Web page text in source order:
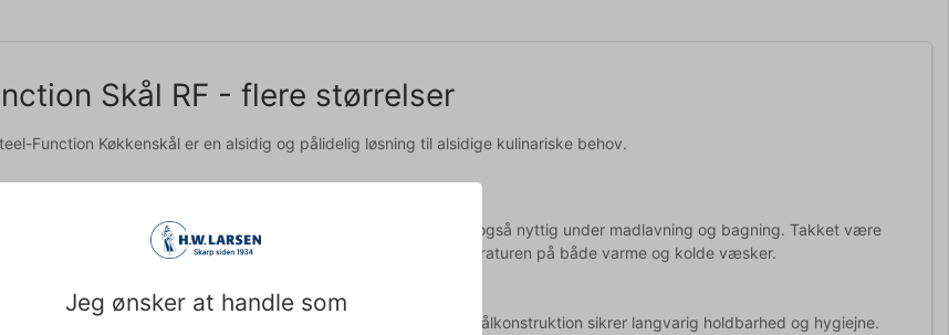
Jeg ønsker at handle som
Skål RF - flere størrelser
Function Køkkenskål er en alsidig og pålidelig løsning til alsidige kulinariske behov.
køkkenskål er ikke kun velegnet til servering af madretter, men også nyttig under madlavning og bagning. Takket være
og rustfrie stålkonstruktion er temperaturen let at styre temperaturen på både varme og kolde væsker.
giver ekstra stabilitet og kontrol under brug, mens den rustfri stålkonstruktion sikrer langvarig holdbarhed og hygiejne.